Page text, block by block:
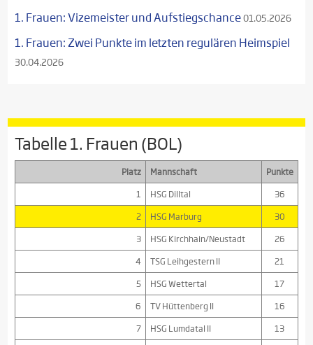
1. Frauen: Vizemeister und Aufstiegschance01.05.2026
1. Frauen: Zwei Punkte im letzten regulären Heimspiel
30.04.2026
Tabelle 1. Frauen (BOL)
Platz Mannschaft
Punkte
1
HSG Dilltal
36
2
HSG Marburg
30
3
HSG Kirchhain/Neustadt
26
4
TSG Leihgestern II
21
5
HSG Wettertal
17
6
TV Hüttenberg II
16
7
HSG Lumdatal II
13